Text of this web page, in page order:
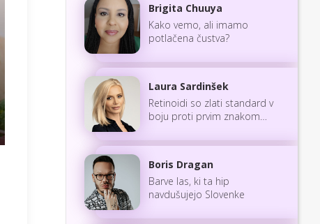
Brigita Chuuya
Kako vemo, ali imamo
potlačena čustva?
Laura Sardinšek
Retinoidi so zlati standard v
boju proti prvim znakom
Boris Dragan
Barve las, ki ta hip
navdušujejo Slovenke